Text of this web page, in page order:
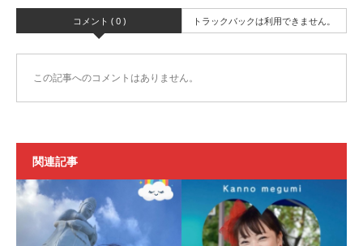
コメント ( 0 ) トラックバックは利用できません。
この記事へのコメントはありません。
関連記事